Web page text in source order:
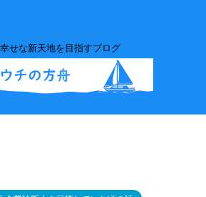
せな新天地を目指すブログ